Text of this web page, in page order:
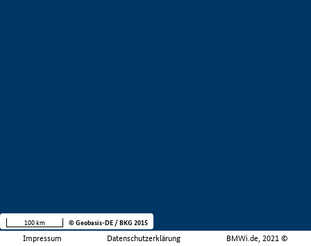
Impressum Datenschutzerklärung BMWi.de, 2021 ©
100 km © Geobasis-DE / BKG 2015